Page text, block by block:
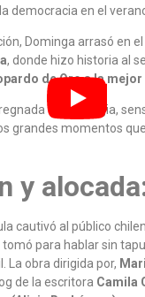
democracia en el
Dominga arrasó en el
, donde hizo historia al
de Oro a la
de nostalgia,
grandes momentos
y
cautivó al público
tomó para hablar sin
La obra dirigida por,
de la escritora Camila